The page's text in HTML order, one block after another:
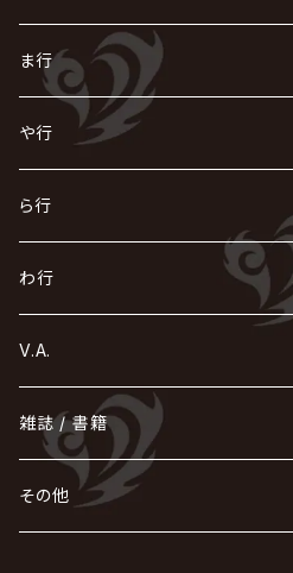
ACME / アクメ
浅葱 / ASAGI
Azavana
Acid Black Cherry
天照
彩冷える -ayabie-
INORAN
色々な十字架
168 / 葵-168-
Versailles
X JAPAN
LSN / The LEGENDARY SIX NINE
AURORIZE
OFIAM
KAKUMAY
the GazettE
GOTCHAROCKA
KAMIJO
KIRITO / キリト
己龍
グラビティ
GRIMOIRE
黒夢
[ kei ] / 圭
仮病
こ
GOATBED
ゴールデンボンバー
Psycho le Cému
櫻井敦司
XANVALA
Z CLEAR
SEESAW
ジグソウ
シド
Z CLEAR
超ジャシー
SCAPEGOAT
SPLENDID GOD GIRAFFE
SLAPSLY / CHIYU
せ
ゼラ
零[Hz]
そ
SOPHIA
ZOMBIE / ぞんび
DAIGO
逹瑯
DAVID / SUI / 縁
CHAQLA.
つ
て
D
DIAURA
D'ESPAIRSRAY
Develop One's Faculties
と
東京花嫁
Tourbillon
Dawnman
DOG inthePWO
NIGHTMARE
NAZARE
に
NiEL
NICOLAS
ぬ
nurié
ね
NETH PRIERE CAIN
NEVERLAND
の
NoGoD
NOCTURNAL BLOODLUST
は
heidi.
H.U.G
HAZUKI / 葉月
花見桜こうき
薔薇の宮殿
ひ
HERO
美炎-BIEN-
ヒッチコック
ふ
Far East Dizain
Fatüm
FANTASTIC◇CIRCUS
FEST VAINQUEUR
へ
BabyKingdom
THE BEETHOVEN
PENICILLIN
ほ
POIDOL
HOLLOWGRAM
ま行
ま
THE MICRO HEAD 4N'S
MAO / マオ from SID
Magistina Saga
み
未完成アリス
ミスイ
MIMIZUQ
む
MUCC / ムック
め
メトロノーム
MERRY / メリー
も
THE MORTAL
や行
や
ヤミテラ / 外道反逆者ヤミテラ
ゆ
YUKIYA / 藤田幸也
ユナイト
よ
ら行
ら
rice
Rides In ReVellion
Raphael
り
Leetspeak monsters
Ricky
る
Ruiza
れ
わ行
わ
wyse
我が為
V.A.
雑誌 / 書籍
hévn
その他